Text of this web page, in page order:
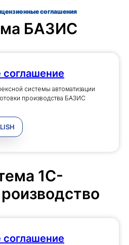
соглашения
БАЗИС
системы автоматизации
производства БАЗИС
1С-